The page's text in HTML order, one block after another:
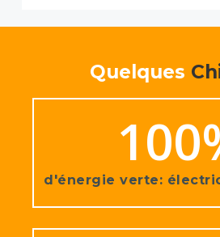
Quelques
100
d'énergie verte: